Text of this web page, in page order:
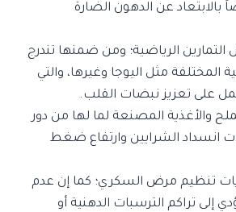
بالابتعاد عن الدهون الضارة
الرياضية؛ ومن ضمنها تندرج
المختلفة مثل اليوجا وغيرها، والتي
على تعزيز نبضات القلب.
والأغذية المصنعة لما لها من دور
انسداد الشرايين وارتفاع ضغط
تنظيم مرض السكري؛ كما إن عدم
إلى تراكم الترسبات الدهنية أو